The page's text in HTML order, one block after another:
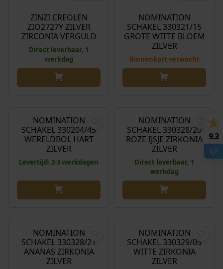
ZINZI CREOLEN
ZIO2727Y ZILVER
ZIRCONIA VERGULD
Direct leverbaar, 1
werkdag
NOMINATION
SCHAKEL 330321/15
GROTE WITTE BLOEM
ZILVER
Binnenkort verwacht
NOMINATION
SCHAKEL 330204/45
WERELDBOL HART
ZILVER
Levertijd: 2-3 werkdagen
NOMINATION
SCHAKEL 330328/20
ROZE IJSJE ZIRKONIA
ZILVER
Direct leverbaar, 1
werkdag
NOMINATION
SCHAKEL 330328/21
ANANAS ZIRKONIA
ZILVER
NOMINATION
SCHAKEL 330329/05
WITTE ZIRKONIA
ZILVER
9.3